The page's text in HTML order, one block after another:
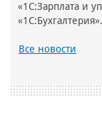
«1С:Зарплата и
«1С:Бухгалтерия».
Все новости